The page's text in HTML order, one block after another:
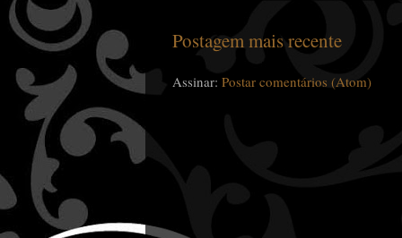
Postagem mais recente
Assinar: Postar comentários (Atom)